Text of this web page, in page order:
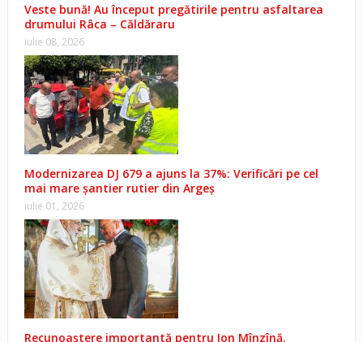
Veste bună! Au început pregătirile pentru asfaltarea
drumului Râca – Căldăraru
iulie 08, 2026
Modernizarea DJ 679 a ajuns la 37%: Verificări pe cel
mai mare șantier rutier din Argeș
iulie 01, 2026
Recunoaștere importantă pentru Ion Mînzînă.